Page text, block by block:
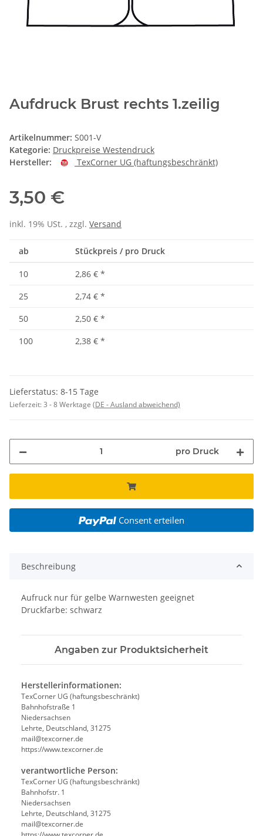
Aufdruck Brust rechts 1.zeilig
Artikelnummer: S001-V
Kategorie: Druckpreise Westendruck
Hersteller:
TexCorner UG (haftungsbeschränkt)
3,50 €
inkl. 19% USt. , zzgl. Versand
ab Stückpreis / pro Druck
10 2,86 € *
25
2,74 € *
50
2,50 € *
100
2,38 € *
Lieferstatus: 8-15 Tage
Lieferzeit:3 - 8 Werktage (DE - Ausland abweichend)
pro Druck
Consent erteilen
Beschreibung
Aufruck nur für gelbe Warnwesten geeignet
Druckfarbe: schwarz
Angaben zur Produktsicherheit
Herstellerinformationen:
TexCorner UG (haftungsbeschränkt)
Bahnhofstraße 1
Niedersachsen
Lehrte, Deutschland, 31275
mail@texcorner.de
https://www.texcorner.de
verantwortliche Person:
TexCorner UG (haftungsbeschränkt)
Bahnhofstr. 1
Niedersachsen
Lehrte, Deutschland, 31275
mail@texcorner.de